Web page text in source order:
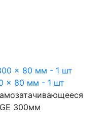
x 80 мм - 1 шт
300мм